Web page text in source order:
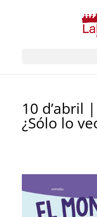
10 d’abril
¿Sólo lo